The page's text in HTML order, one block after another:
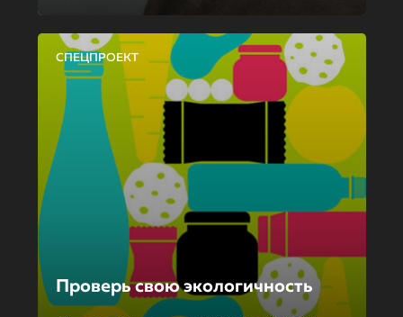
СПЕЦПРОЕКТ
Проверь свою экологичность